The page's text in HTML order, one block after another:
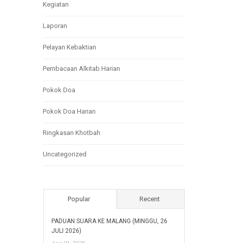
Kegiatan
Laporan
Pelayan Kebaktian
Pembacaan Alkitab Harian
Pokok Doa
Pokok Doa Harian
Ringkasan Khotbah
Uncategorized
Popular Recent
PADUAN SUARA KE MALANG (MINGGU, 26
JULI 2026)